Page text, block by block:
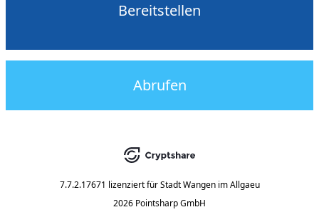
Bereitstellen
Abrufen
7.7.2.17671 lizenziert für Stadt Wangen im Allgaeu
2026 Pointsharp GmbH